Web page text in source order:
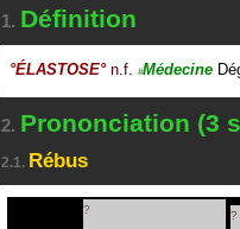
1. Définition
°ÉLASTOSE° n.f. #Médecine
2. Prononciation (3
2.1. Rébus
? ?